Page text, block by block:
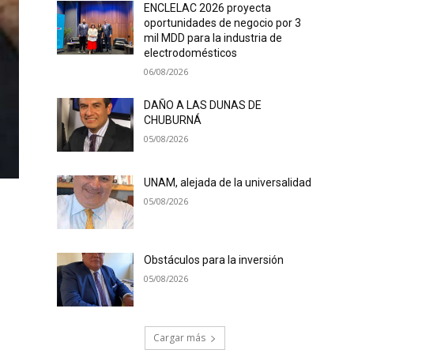
ENCLELAC 2026 proyecta
oportunidades de negocio por 3
mil MDD para la industria de
electrodomésticos
06/08/2026
DAÑO A LAS DUNAS DE
CHUBURNÁ
05/08/2026
UNAM, alejada de la universalidad
05/08/2026
Obstáculos para la inversión
05/08/2026
Cargar más